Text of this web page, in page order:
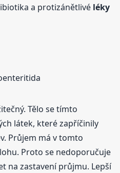
a protizánětlivé léky
Tělo se tímto
látek, které zapříčinily
Průjem má v tomto
Proto se nedoporučuje
na zastavení průjmu. Lepší